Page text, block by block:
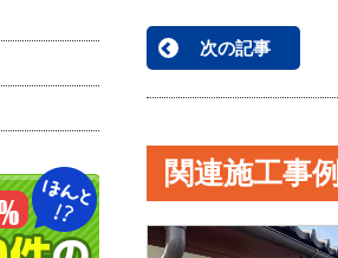
次の記事
関連施工事例